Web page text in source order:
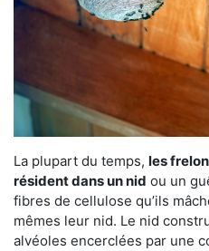
La plupart du temps, les
résident dans un nid ou un
fibres de cellulose qu’ils
mêmes leur nid. Le nid
alvéoles encerclées par une